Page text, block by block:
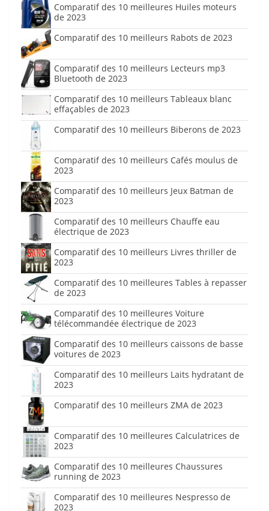
Comparatif des 10 meilleures Huiles moteurs
de 2023
Comparatif des 10 meilleurs Rabots de 2023
Comparatif des 10 meilleurs Lecteurs mp3
Bluetooth de 2023
Comparatif des 10 meilleurs Tableaux blanc
effaçables de 2023
Comparatif des 10 meilleurs Biberons de 2023
Comparatif des 10 meilleurs Cafés moulus de
2023
Comparatif des 10 meilleurs Jeux Batman de
2023
Comparatif des 10 meilleurs Chauffe eau
électrique de 2023
Comparatif des 10 meilleurs Livres thriller de
2023
Comparatif des 10 meilleures Tables à repasser
de 2023
Comparatif des 10 meilleures Voiture
télécommandée électrique de 2023
Comparatif des 10 meilleurs caissons de basse
voitures de 2023
Comparatif des 10 meilleurs Laits hydratant de
2023
Comparatif des 10 meilleurs ZMA de 2023
Comparatif des 10 meilleures Calculatrices de
2023
Comparatif des 10 meilleures Chaussures
running de 2023
Comparatif des 10 meilleures Nespresso de
2023